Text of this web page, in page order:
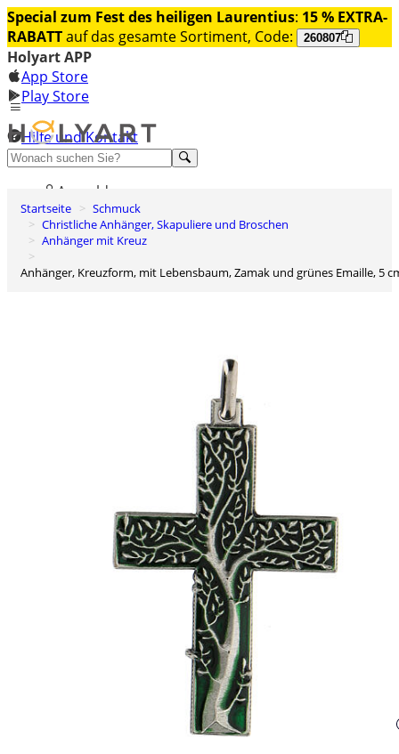
Special zum Fest des heiligen Laurentius: 15 % EXTRA-
RABATTauf das gesamte Sortiment, Code: 260807
Holyart APP
App Store
Play Store
Hilfe und Kontakt
Entdecken Sie Premium
Anmelden
Wunschliste
0
Startseite
Schmuck
Christliche Anhänger, Skapuliere und Broschen
Anhänger mit Kreuz
Anhänger, Kreuzform, mit Lebensbaum, Zamak und grünes Emaille, 5